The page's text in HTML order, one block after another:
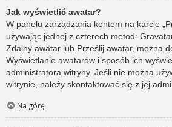
Jak wyświetlić awatar?
W panelu zarządzania kontem na karcie
używając jednej z czterech metod:
Zdalny awatar lub Prześlij awatar, można
Wyświetlanie awatarów i sposób ich
administratora witryny. Jeśli nie można
witrynie, należy skontaktować się z jej
Na górę